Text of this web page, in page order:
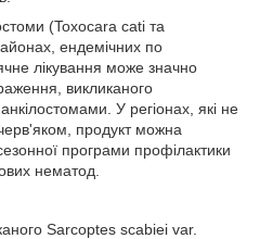
(Toxocara cati та
ендемічних по
лікування може значно
викликаного
У регіонах, які не
продукт можна
програми профілактики
нематод.
Sarcoptes scabiei var.